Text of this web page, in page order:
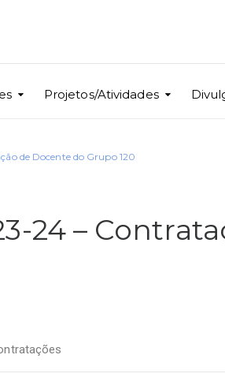
Projetos/Atividades
de Docente do Grupo 120
24 –